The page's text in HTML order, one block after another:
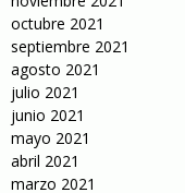
octubre 2021
septiembre 2021
agosto 2021
julio 2021
junio 2021
mayo 2021
abril 2021
marzo 2021